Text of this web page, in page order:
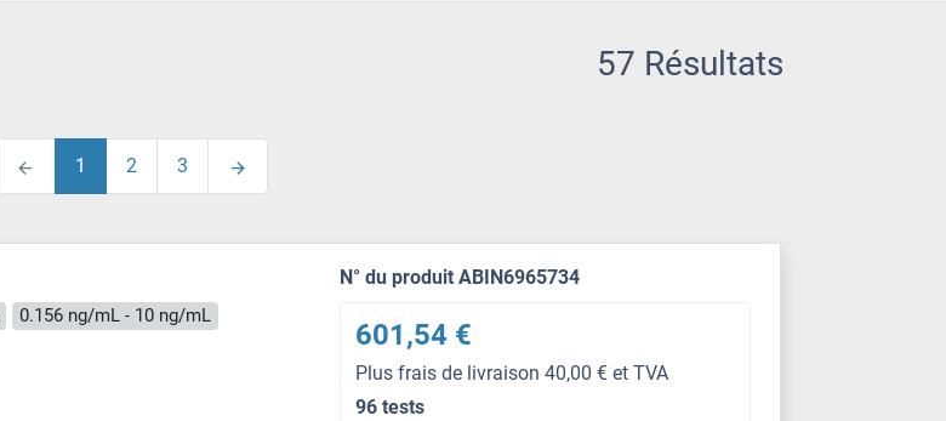
57 Résultats
1 2 3
0.156 ng/mL - 10 ng/mL
N° du produit ABIN6965734
601,54 €
Plus frais de livraison 40,00 € et TVA
96 tests